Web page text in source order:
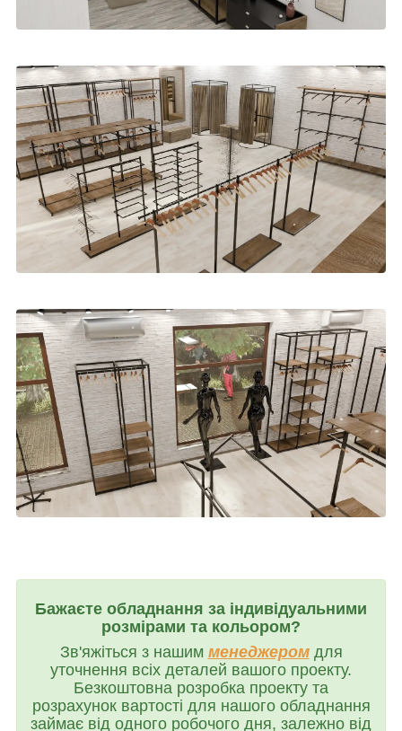
Бажаєте обладнання за індивідуальними
розмірами та кольором?
Зв'яжіться з нашим менеджеромдля
уточнення всіх деталей вашого проекту.
Безкоштовна розробка проекту та
розрахунок вартості для нашого обладнання
займає від одного робочого дня, залежно від